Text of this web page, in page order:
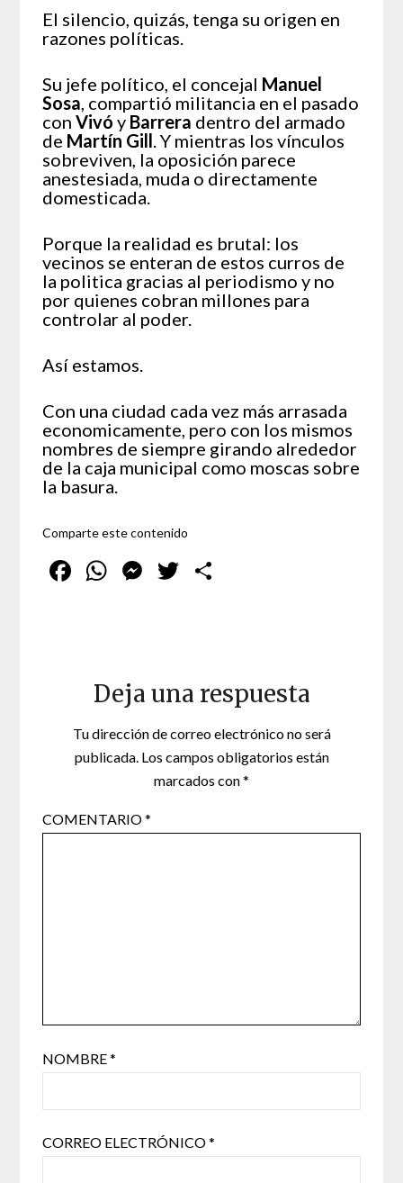
El silencio, quizás, tenga su origen en
razones políticas.
Su jefe político, el concejal Manuel
Sosa, compartió militancia en el pasado
conVivóy Barrera dentro del armado
de Martín Gill. Y mientras los vínculos
sobreviven, la oposición parece
anestesiada, muda o directamente
domesticada.
Porque la realidad es brutal: los
vecinos se enteran de estos curros de
la politica gracias al periodismo y no
por quienes cobran millones para
controlar al poder.
Así estamos.
Con una ciudad cada vez más arrasada
economicamente, pero con los mismos
nombres de siempre girando alrededor
de la caja municipal como moscas sobre
la basura.
Comparte este contenido
Facebook
WhatsApp
Messenger
Twitter
Deja una respuesta
Tu dirección de correo electrónico no será
publicada. Los campos obligatorios están
marcados con*
COMENTARIO*
NOMBRE*
CORREO ELECTRÓNICO*